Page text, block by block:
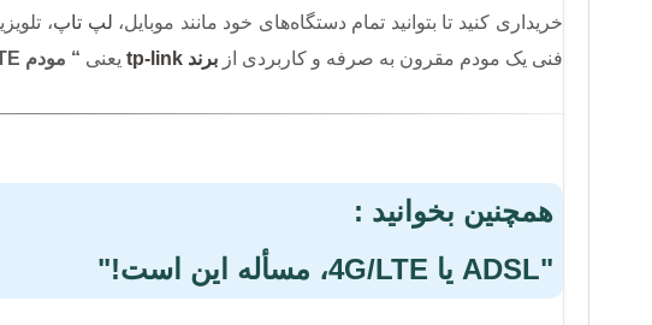
خریداری کنید تا بتوانید تمام دستگاه‌های خود مانند موبایل، لپ تاپ،
فنی یک مودم مقرون به صرفه و کاربردی ازبرند tp-link یعنی “ مودم LTE تی پی لینک TL-MR6400 “
همچنین بخوانید :
"ADSL یا 4G/LTE، مسأله این است!"